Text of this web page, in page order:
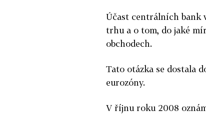
Účast centrálních bank
trhu a o tom, do jaké
obchodech.
Tato otázka se dostala
eurozóny.
V říjnu roku 2008